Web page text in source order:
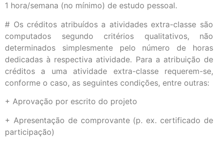
1 hora/semana (no mínimo) de estudo pessoal.
# Os créditos atribuídos a atividades extra-classe são
computados segundo critérios qualitativos, não
determinados simplesmente pelo número de horas
dedicadas à respectiva atividade. Para a atribuição de
créditos a uma atividade extra-classe requerem-se,
conforme o caso, as seguintes condições, entre outras:
+ Aprovação por escrito do projeto
+ Apresentação de comprovante (p. ex. certificado de
participação)